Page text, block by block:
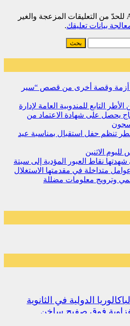
هذا الموقع يستخدم Akismet للحدّ من التعليقات المزعجة والغير
بيانات تعليقك.
أزمة وقصة أخرى من قصص “سير
التابع للمندوبية العامة لإدارة
يحصل على شهادة الاعتماد من
تنظم حفل استقبال بمناسبة عيد
الاثنين
شهدتها نقاط العبور المؤدية إلى سبتة
متداخلة في مقدمتها الاستغلال
وترويج معلومات مضللة
الدولية في الثانوية
فوق صفيح ساخن